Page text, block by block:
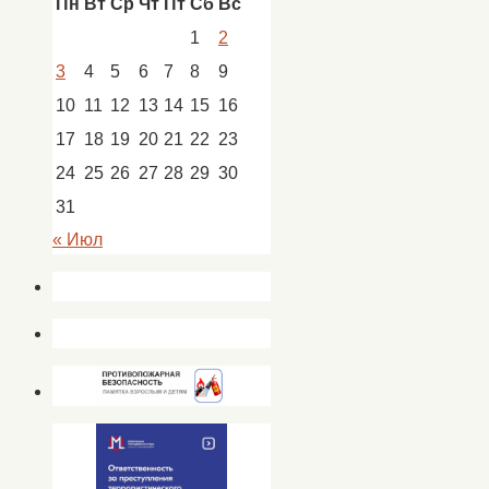
Новости
новости
Кап.
Пн Вт Ср Чт Пт Сб Вс
1
2
3
4 5 6 7 8
9
10 11 12 13 14 15 16
17 18 19 20 21 22 23
24 25 26 27 28 29 30
31
« Июл